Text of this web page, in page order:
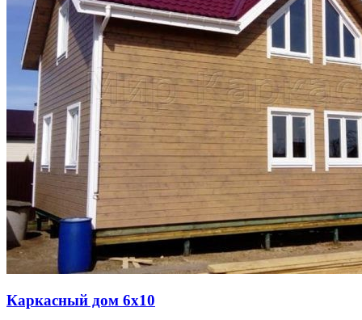
Каркасный дом 6х10